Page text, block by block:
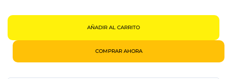
AÑADIR AL CARRITO
COMPRAR AHORA